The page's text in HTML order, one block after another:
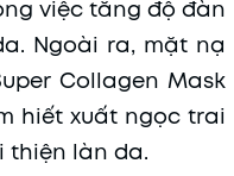
việc tăng độ đàn
Ngoài ra, mặt nạ
Collagen Mask
hiết xuất ngọc trai
thiện làn da.